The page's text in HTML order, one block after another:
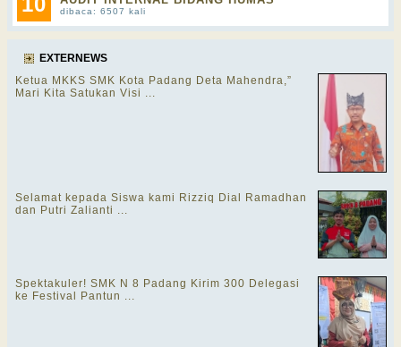
dibaca: 6507 kali
EXTERNEWS
Ketua MKKS SMK Kota Padang Deta Mahendra,”
Mari Kita Satukan Visi ...
Selamat kepada Siswa kami Rizziq Dial Ramadhan
dan Putri Zalianti ...
Spektakuler! SMK N 8 Padang Kirim 300 Delegasi
ke Festival Pantun ...